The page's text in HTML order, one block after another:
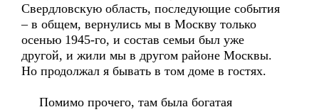
Свердловскую область, последующие события
– в общем, вернулись мы в Москву только
осенью 1945-го, и состав семьи был уже
другой, и жили мы в другом районе Москвы.
Но продолжал я бывать в том доме в гостях.
Помимо прочего, там была богатая